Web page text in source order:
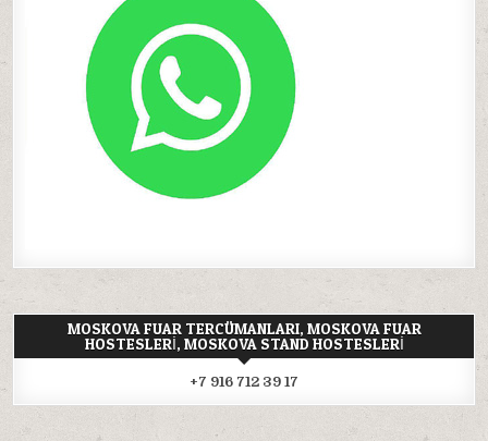
MOSKOVA FUAR TERCÜMANLARI, MOSKOVA FUAR
HOSTESLERI, MOSKOVA STAND HOSTESLERI
+7 916 712 39 17